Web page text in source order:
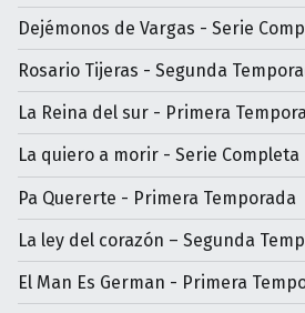
Dejémonos de Vargas - Serie
Rosario Tijeras - Segunda
La Reina del sur - Primera
La quiero a morir - Serie Completa
Pa Quererte - Primera Temporada
La ley del corazón – Segunda
El Man Es German - Primera